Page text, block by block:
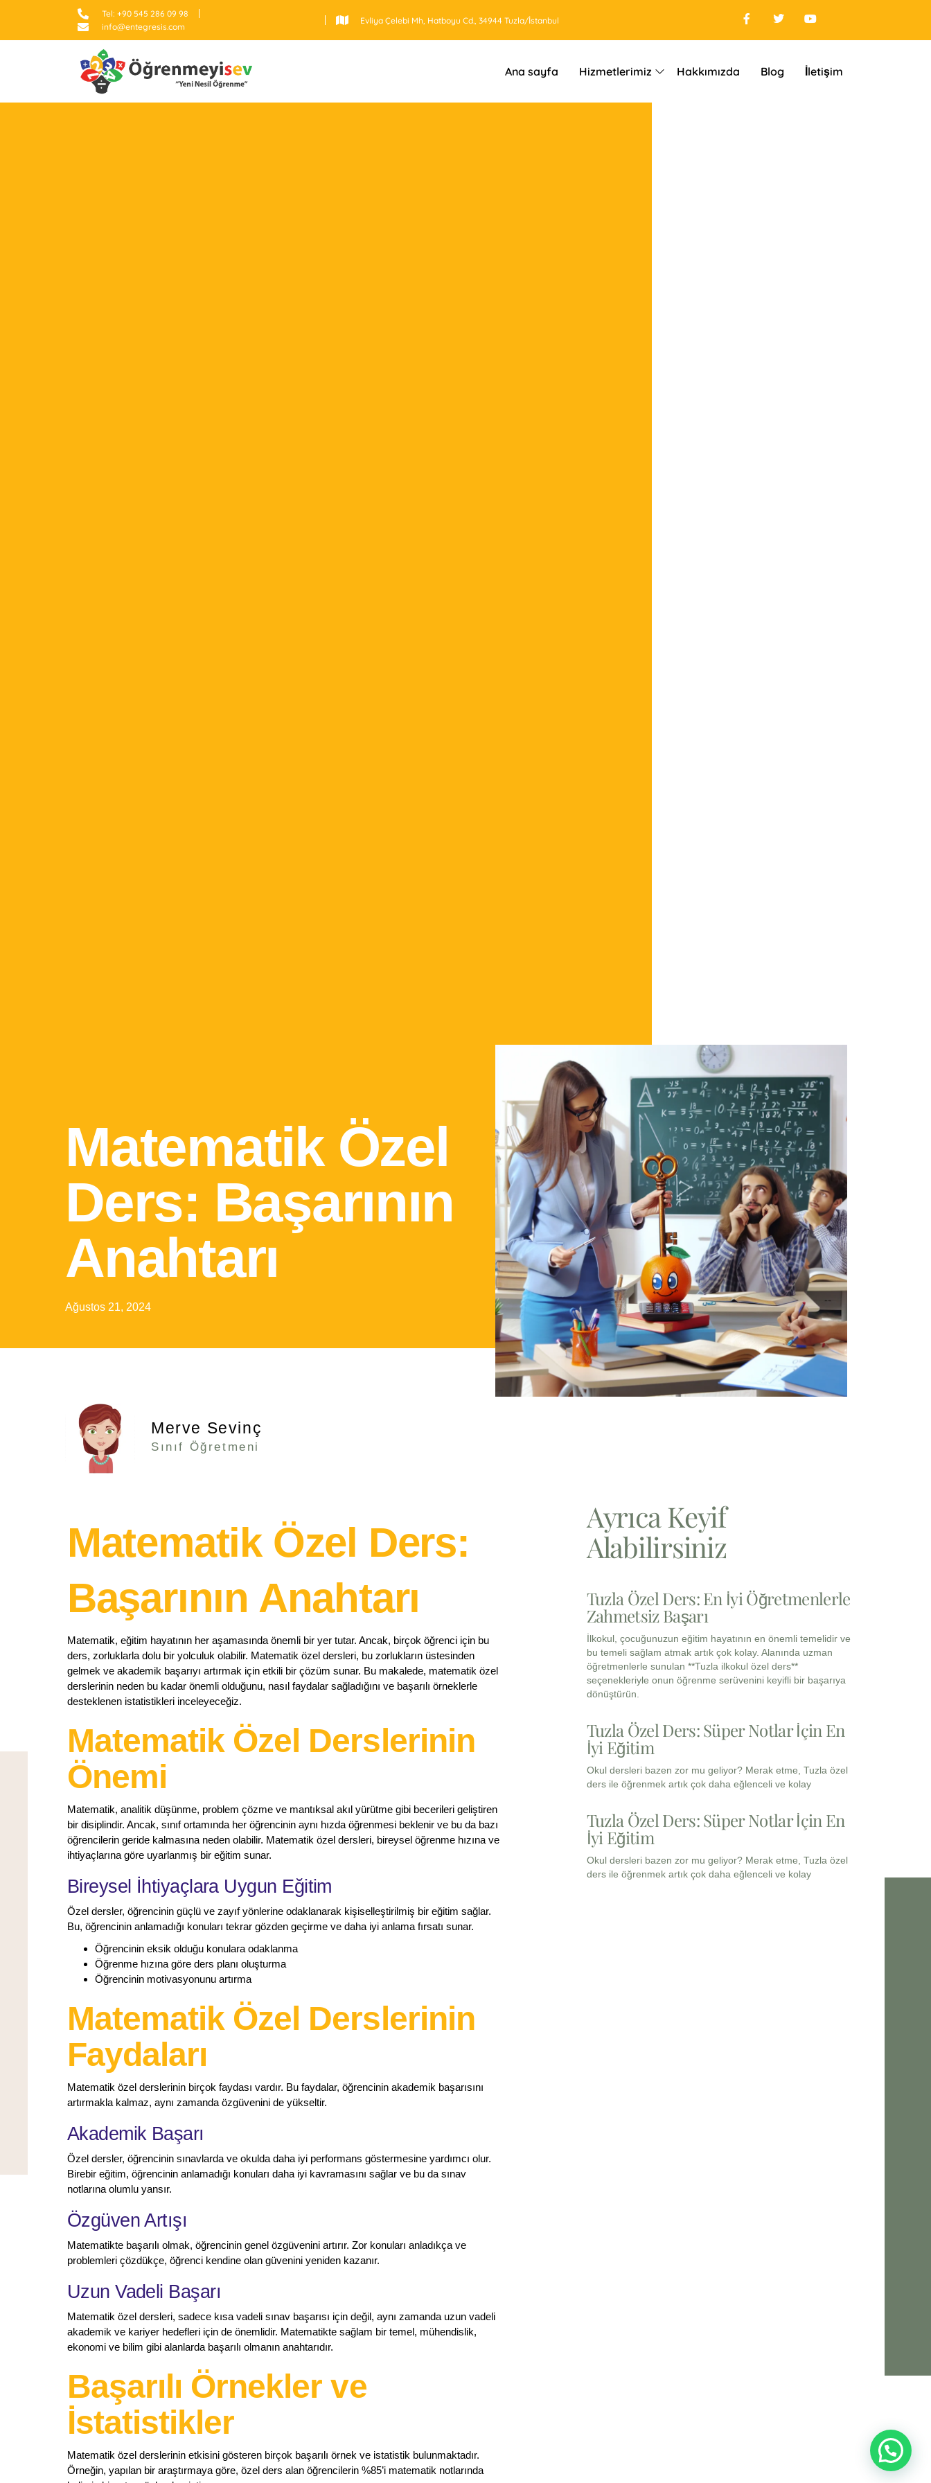
Tel: +90 545 286 09 98
info@entegresis.com
Evliya Çelebi Mh, Hatboyu Cd., 34944 Tuzla/İstanbul
Ana sayfa Hizmetlerimiz Hakkımızda Blog İletişim
Matematik Özel
Ders: Başarının
Anahtarı
Ağustos 21, 2024
Merve Sevinç
Sınıf Öğretmeni
Matematik Özel Ders:
Başarının Anahtarı
Matematik, eğitim hayatının her aşamasında önemli bir yer tutar. Ancak, birçok öğrenci için bu
ders, zorluklarla dolu bir yolculuk olabilir. Matematik özel dersleri, bu zorlukların üstesinden
gelmek ve akademik başarıyı artırmak için etkili bir çözüm sunar. Bu makalede, matematik özel
derslerinin neden bu kadar önemli olduğunu, nasıl faydalar sağladığını ve başarılı örneklerle
desteklenen istatistikleri inceleyeceğiz.
Matematik Özel Derslerinin
Önemi
Matematik, analitik düşünme, problem çözme ve mantıksal akıl yürütme gibi becerileri geliştiren
bir disiplindir. Ancak, sınıf ortamında her öğrencinin aynı hızda öğrenmesi beklenir ve bu da bazı
öğrencilerin geride kalmasına neden olabilir. Matematik özel dersleri, bireysel öğrenme hızına ve
ihtiyaçlarına göre uyarlanmış bir eğitim sunar.
Bireysel İhtiyaçlara Uygun Eğitim
Özel dersler, öğrencinin güçlü ve zayıf yönlerine odaklanarak kişiselleştirilmiş bir eğitim sağlar.
Bu, öğrencinin anlamadığı konuları tekrar gözden geçirme ve daha iyi anlama fırsatı sunar.
Öğrencinin eksik olduğu konulara odaklanma
Öğrenme hızına göre ders planı oluşturma
Öğrencinin motivasyonunu artırma
Matematik Özel Derslerinin
Faydaları
Matematik özel derslerinin birçok faydası vardır. Bu faydalar, öğrencinin akademik başarısını
artırmakla kalmaz, aynı zamanda özgüvenini de yükseltir.
Akademik Başarı
Özel dersler, öğrencinin sınavlarda ve okulda daha iyi performans göstermesine yardımcı olur.
Birebir eğitim, öğrencinin anlamadığı konuları daha iyi kavramasını sağlar ve bu da sınav
notlarına olumlu yansır.
Özgüven Artışı
Matematikte başarılı olmak, öğrencinin genel özgüvenini artırır. Zor konuları anladıkça ve
problemleri çözdükçe, öğrenci kendine olan güvenini yeniden kazanır.
Uzun Vadeli Başarı
Matematik özel dersleri, sadece kısa vadeli sınav başarısı için değil, aynı zamanda uzun vadeli
akademik ve kariyer hedefleri için de önemlidir. Matematikte sağlam bir temel, mühendislik,
ekonomi ve bilim gibi alanlarda başarılı olmanın anahtarıdır.
Başarılı Örnekler ve
İstatistikler
Matematik özel derslerinin etkisini gösteren birçok başarılı örnek ve istatistik bulunmaktadır.
Örneğin, yapılan bir araştırmaya göre, özel ders alan öğrencilerin %85’i matematik notlarında
Ayrıca Keyif
Alabilirsiniz
Tuzla Özel Ders: En İyi Öğretmenlerle
Zahmetsiz Başarı
İlkokul, çocuğunuzun eğitim hayatının en önemli temelidir ve
bu temeli sağlam atmak artık çok kolay. Alanında uzman
öğretmenlerle sunulan **Tuzla ilkokul özel ders**
seçenekleriyle onun öğrenme serüvenini keyifli bir başarıya
dönüştürün.
Tuzla Özel Ders: Süper Notlar İçin En
İyi Eğitim
Okul dersleri bazen zor mu geliyor? Merak etme, Tuzla özel
ders ile öğrenmek artık çok daha eğlenceli ve kolay
Tuzla Özel Ders: Süper Notlar İçin En
İyi Eğitim
Okul dersleri bazen zor mu geliyor? Merak etme, Tuzla özel
ders ile öğrenmek artık çok daha eğlenceli ve kolay